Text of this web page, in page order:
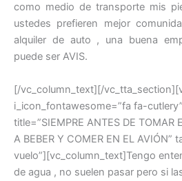
como medio de transporte mis
ustedes prefieren mejor
alquiler de auto , una buena
puede ser AVIS.
[/vc_column_text][/
i_icon_fontawesome=”fa fa-
title=”SIEMPRE ANTES DE TOMAR
A BEBER Y COMER EN EL
vuelo”][vc_column_text]Tengo
de agua , no suelen pasar pero si